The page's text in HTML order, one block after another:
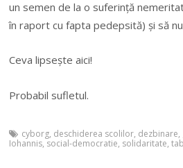
un semen de la o suferință
în raport cu fapta pedepsită) și să
Ceva lipsește aici!
Probabil sufletul.
cyborg, deschiderea scolilor, dezbinare,
Iohannis, social-democratie, solidaritate,